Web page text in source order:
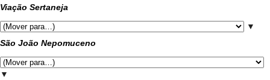
Viação Sertaneja
▼
São João Nepomuceno
▼